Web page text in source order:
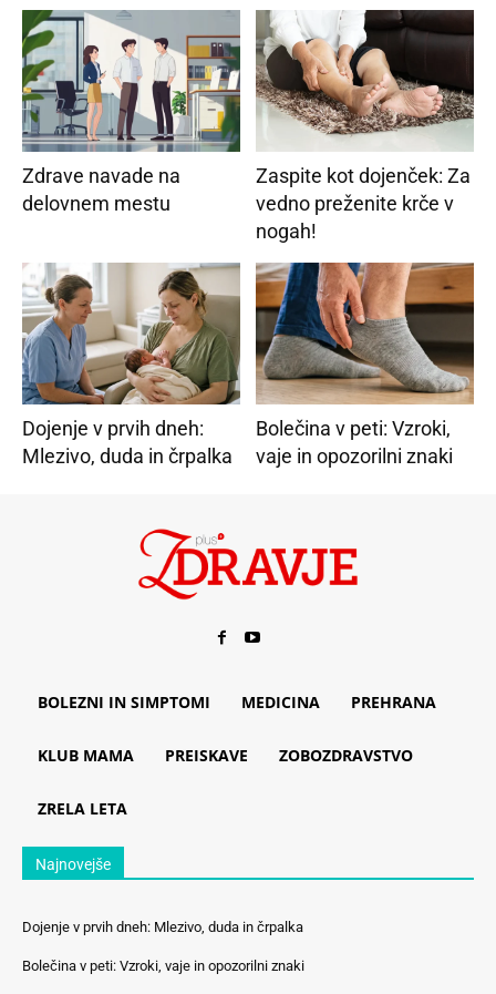
Zdrave navade na
delovnem mestu
Zaspite kot dojenček: Za
vedno preženite krče v
nogah!
Dojenje v prvih dneh:
Mlezivo, duda in črpalka
Bolečina v peti: Vzroki,
vaje in opozorilni znaki
BOLEZNI IN SIMPTOMI MEDICINA PREHRANA
KLUB MAMA PREISKAVE ZOBOZDRAVSTVO
ZRELA LETA
Najnovejše
Dojenje v prvih dneh: Mlezivo, duda in črpalka
Bolečina v peti: Vzroki, vaje in opozorilni znaki